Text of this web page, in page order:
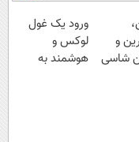
و
شاسی
ورود یک غول
لوکس و
هوشمند به